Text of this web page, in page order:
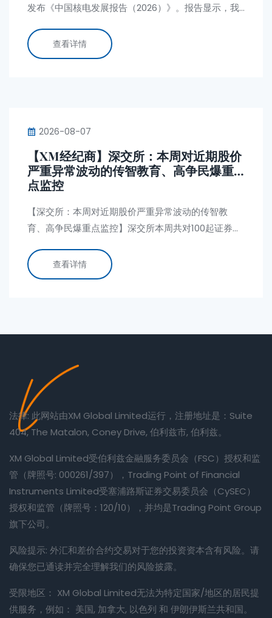
发布《中国核电发展报告（2026）》。报告显示，我
居世界首位，之后是美国和法国。
查看详情
2026-08-07
【XM经纪商】深交所：本周对近期股价
严重异常波动的传智教育、高争民爆重
点监控
【深交所：本周对近期股价严重异常波动的传智教
育、高争民爆重点监控】深交所本周共对100起证券异
压、虚假申报等异常交易情形；对近期股价严重异常
波动的“传智教育”“高争民爆”进行重点监控；共对6起
查看详情
法律: 此网站由XM Global Limited运行，注册地址是：Suite
404, The Matalon, Coney Drive, 伯利兹市, 伯利兹。
XM Global Limited受伯利兹金融服务委员会（FSC）授权和监
管（牌照号: 000261/397），Trading Point of Financial
Instruments Limited受塞浦路斯证券交易委员会（CySEC）
授权和监管（牌照号：120/10），并均是Trading Point Group
旗下公司。
风险提示: 外汇和差价合约交易对于您的投资资本含有风险。请
确保您已通读并完全理解我们的风险披露。
受限地区： XM Global Limited无法为特定国家/地区的居民提
供服务，例如： 美国, 加拿大, 以色列 和 伊朗伊斯兰共和国。